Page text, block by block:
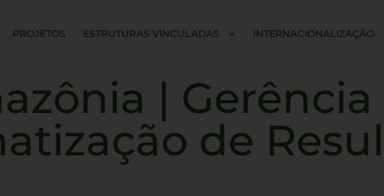
PROJETOS ESTRUTURAS VINCULADAS INTERNACIONALIZAÇÃO
|
de